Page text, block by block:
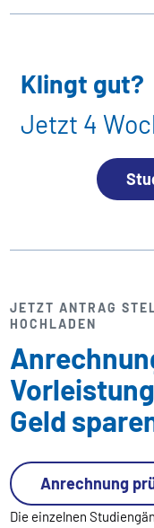
Klingt gut?
Jetzt 4
JETZT ANTRAG
HOCHLADEN
Geld
Die einzelnen
Anrechnung